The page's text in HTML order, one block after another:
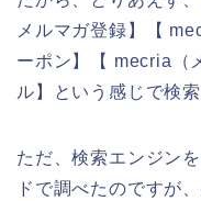
メルマガ登録】【
ーポン】【 mecria（
ル】という感じで検
ただ、検索エンジン
ドで調べたのですが